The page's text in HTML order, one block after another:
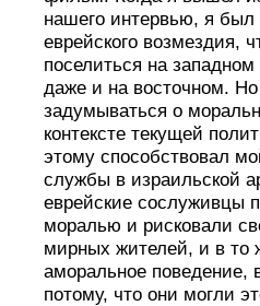
нашего интервью, я был
еврейского возмездия,
поселиться на
даже и на восточном.
задумываться о
контексте текущей
этому способствовал
службы в израильской
еврейские сослуживцы
моралью и рисковали
мирных жителей, и в то
аморальное
потому, что они могли